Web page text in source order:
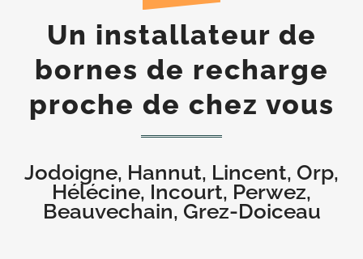
Un installateur de
bornes de recharge
proche de chez vous
Jodoigne, Hannut, Lincent, Orp,
Hélécine, Incourt, Perwez,
Beauvechain, Grez-Doiceau